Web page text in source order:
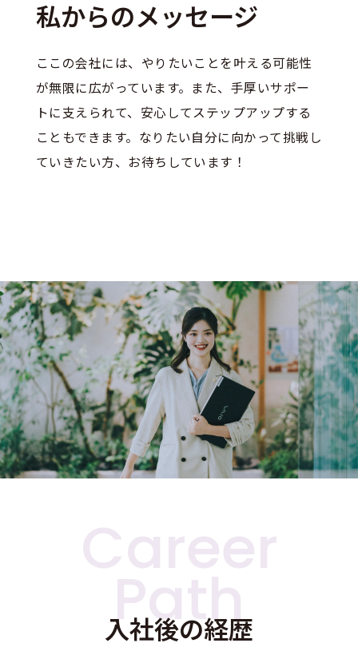
私からのメッセージ
ここの会社には、やりたいことを叶える可能性
が無限に広がっています。また、手厚いサポー
トに支えられて、安心してステップアップする
こともできます。なりたい自分に向かって挑戦し
ていきたい方、お待ちしています！
Career
Path
入社後の経歴